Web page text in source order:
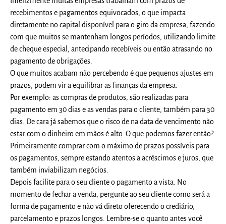
recebimentos e pagamentos equivocados, o que impacta
diretamente no capital disponível para o giro da empresa, fazendo
com que muitos se mantenham longos períodos, utilizando limite
de cheque especial, antecipando recebíveis ou então atrasando no
pagamento de obrigações.
O que muitos acabam não percebendo é que pequenos ajustes em
prazos, podem vir a equilibrar as finanças da empresa.
Por exemplo: as compras de produtos, são realizadas para
pagamento em 30 dias e as vendas para o cliente, também para 30
dias. De cara já sabemos que o risco de na data de vencimento não
estar com o dinheiro em mãos é alto. O que podemos fazer então?
Primeiramente comprar com o máximo de prazos possíveis para
os pagamentos, sempre estando atentos a acréscimos e juros, que
também inviabilizam negócios.
Depois facilite para o seu cliente o pagamento a vista. No
momento de fechar a venda, pergunte ao seu cliente como será a
forma de pagamento e não vá direto oferecendo o crediário,
parcelamento e prazos longos. Lembre-se o quanto antes você